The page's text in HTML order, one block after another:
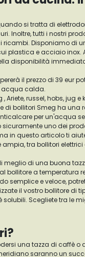
si tratta di
Inoltre, tutti i nostri
ricambi. Disponiamo di
plastica e acciaio inox.
disponibilità
il prezzo di 39 eur
acqua calda.
russel, hobs, jug
di bollitori Smeg ha una
per un'acqua
uno dei
in questo articolo ti
ampia, tra bollitori
di una buona
bollitore a temperatura
semplice e veloce,
il vostro bollitore di
Scegliete tra le
una tazza di caffè o
saranno un